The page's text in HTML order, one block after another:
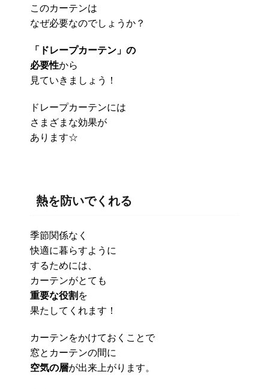
このカーテンは
なぜ必要なのでしょうか？
「ドレープカーテン」の
必要性から
見ていきましょう！
ドレープカーテンには
さまざまな効果が
あります☆
熱を防いでくれる
季節関係なく
快適に暮らすように
するためには、
カーテンがとても
重要な役割 を
果たしてくれます！
カーテンをかけておくことで
窓とカーテンの間に
空気の層が出来上がります。